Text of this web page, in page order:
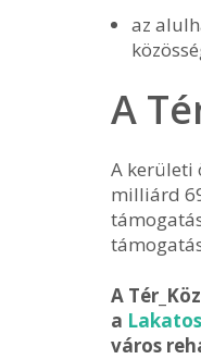
az
A
A kerületi
milliárd
A
a
város